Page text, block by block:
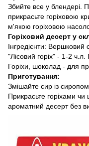
Збийте все у блендері.
прикрасьте горіховою
м'якою горіховою
Горіховий десерт у
Інгредієнти:
"Лісовий горіх" - 1-2 ч.л.
Горіхи, шоколад - для
Приготування:
Змішайте сир із
Прикрасьте горіхами
ароматний десерт без